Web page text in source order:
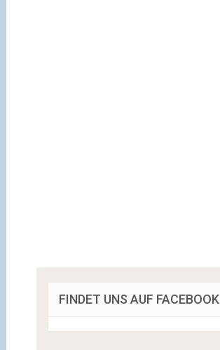
FINDET UNS AUF FACEBOOK